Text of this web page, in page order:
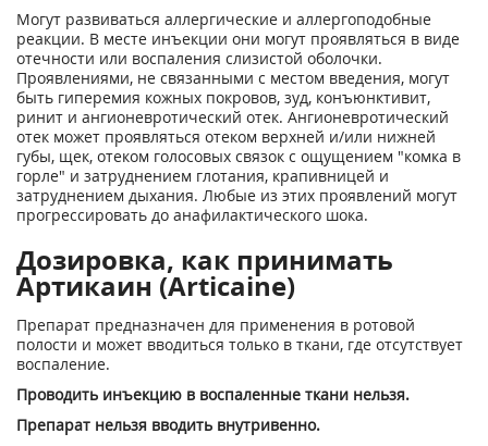
Могут развиваться аллергические и аллергоподобные
реакции. В месте инъекции они могут проявляться в виде
отечности или воспаления слизистой оболочки.
Проявлениями, не связанными с местом введения, могут
быть гиперемия кожных покровов, зуд, конъюнктивит,
ринит и ангионевротический отек. Ангионевротический
отек может проявляться отеком верхней и/или нижней
губы, щек, отеком голосовых связок с ощущением "комка в
горле" и затруднением глотания, крапивницей и
затруднением дыхания. Любые из этих проявлений могут
прогрессировать до анафилактического шока.
Дозировка, как принимать
Артикаин (Articaine)
Препарат предназначен для применения в ротовой
полости и может вводиться только в ткани, где отсутствует
воспаление.
Проводить инъекцию в воспаленные ткани нельзя.
Препарат нельзя вводить внутривенно.